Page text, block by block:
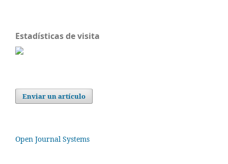
Estadísticas de visita
Enviar un artículo
Open Journal Systems